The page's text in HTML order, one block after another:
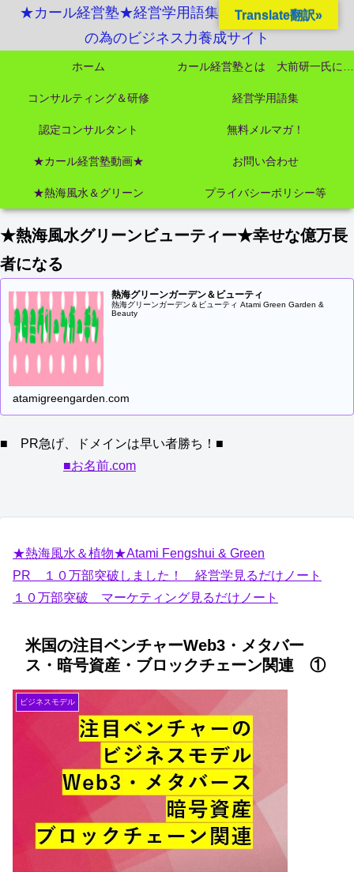
★カール経営塾★経営学用語集起業独立成功MBA
の為のビジネス力養成サイト
ホーム
コンサルティング＆研修 経営学用語集
認定コンサルタント 無料メルマガ！
★カール経営塾動画★ お問い合わせ
★熱海風水＆グリーン プライバシーポリシー等
★熱海風水グリーンビューティー★幸せな億万長
者になる
熱海グリーンガーデン＆ビューティ
熱海グリーンガーデン＆ビューティ Atami Green Garden &
Beauty
atamigreengarden.com
■ PR急げ、ドメインは早い者勝ち！■
■お名前.com
★熱海風水＆植物★Atami Fengshui & Green
PR １０万部突破しました！ 経営学見るだけノート
１０万部突破 マーケティング見るだけノート
米国の注目ベンチャーWeb3・メタバー
ス・暗号資産・ブロックチェーン関連 ①
ビジネスモデル
Translate翻訳»